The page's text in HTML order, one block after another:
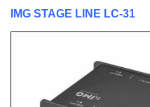
IMG STAGE LINE LC-31